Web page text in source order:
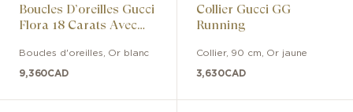
Boucles D’oreilles Gucci
Flora 18 Carats Avec
Boucles d'oreilles Or blanc
9,360CAD
Collier Gucci GG
Running
Collier, 90 cm Or jaune
3,630CAD